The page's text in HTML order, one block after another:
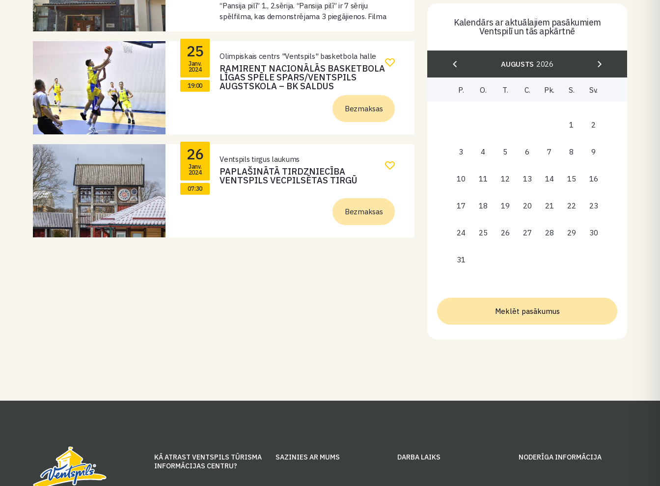
“Pansija pilī” 1., 2.sērija. “Pansija pilī” ir 7 sēriju
spēlfilma, kas demonstrējama 3 piegājienos. Filma
25
Janv.
2024
19:00
Olimpiskais centrs "Ventspils" basketbola halle
RAMIRENT NACIONĀLĀS BASKETBOLA
LĪGAS SPĒLE SPARS/VENTSPILS
AUGSTSKOLA – BK SALDUS
Bezmaksas
26
Janv.
2024
07:30
Ventspils tirgus laukums
PAPLAŠINĀTĀ TIRDZNIECĪBA
VENTSPILS VECPILSĒTAS TIRGŪ
Bezmaksas
Kalendārs ar aktuālajiem pasākumiem
Ventspilī un tās apkārtnē
AUGUSTS 2026
P. O. T. C. Pk. S. Sv.
1 2
3 4 5 6 7 8 9
10 11 12 13 14 15 16
17 18 19 20 21 22 23
24 25 26 27 28 29 30
31
Meklēt pasākumus
KĀ ATRAST VENTSPILS TŪRISMA
INFORMĀCIJAS CENTRU?
SAZINIES AR MUMS DARBA LAIKS NODERĪGA INFORMĀCIJA